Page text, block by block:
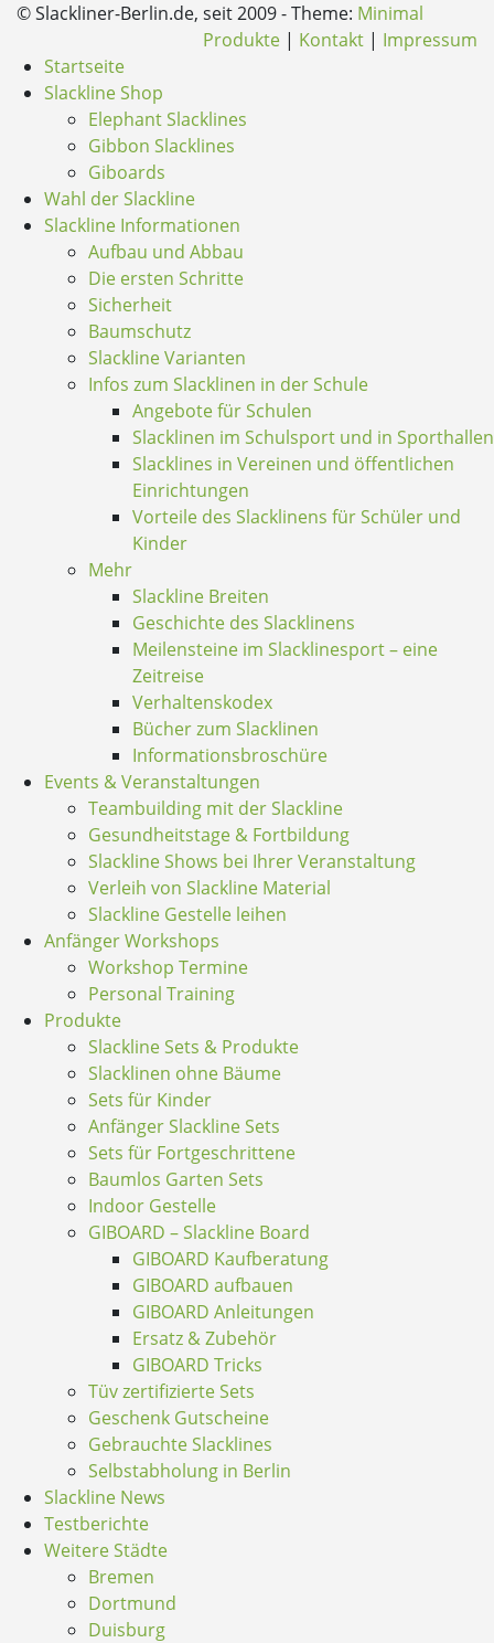
© Slackliner-Berlin.de, seit 2009 - Theme: Minimal
Produkte | Kontakt | Impressum
Startseite
Slackline Shop
Elephant Slacklines
Gibbon Slacklines
Giboards
Wahl der Slackline
Slackline Informationen
Aufbau und Abbau
Die ersten Schritte
Sicherheit
Baumschutz
Slackline Varianten
Infos zum Slacklinen in der Schule
Angebote für Schulen
Slacklinen im Schulsport und in Sporthallen
Slacklines in Vereinen und öffentlichen
Einrichtungen
Vorteile des Slacklinens für Schüler und
Kinder
Mehr
Slackline Breiten
Geschichte des Slacklinens
Meilensteine im Slacklinesport – eine
Zeitreise
Verhaltenskodex
Bücher zum Slacklinen
Informationsbroschüre
Events & Veranstaltungen
Teambuilding mit der Slackline
Gesundheitstage & Fortbildung
Slackline Shows bei Ihrer Veranstaltung
Verleih von Slackline Material
Slackline Gestelle leihen
Anfänger Workshops
Workshop Termine
Personal Training
Produkte
Slackline Sets & Produkte
Slacklinen ohne Bäume
Sets für Kinder
Anfänger Slackline Sets
Sets für Fortgeschrittene
Baumlos Garten Sets
Indoor Gestelle
GIBOARD – Slackline Board
GIBOARD Kaufberatung
GIBOARD aufbauen
GIBOARD Anleitungen
Ersatz & Zubehör
GIBOARD Tricks
Tüv zertifizierte Sets
Geschenk Gutscheine
Gebrauchte Slacklines
Selbstabholung in Berlin
Slackline News
Testberichte
Weitere Städte
Bremen
Dortmund
Duisburg